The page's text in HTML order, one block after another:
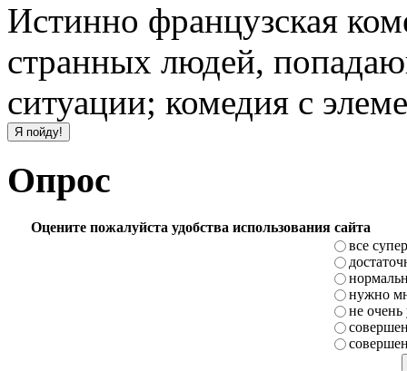
Истинно французская
странных людей,
ситуации; комедия с
Опрос
Оцените пожалуйста удобства использования сайта
все супер
нужно
не очень